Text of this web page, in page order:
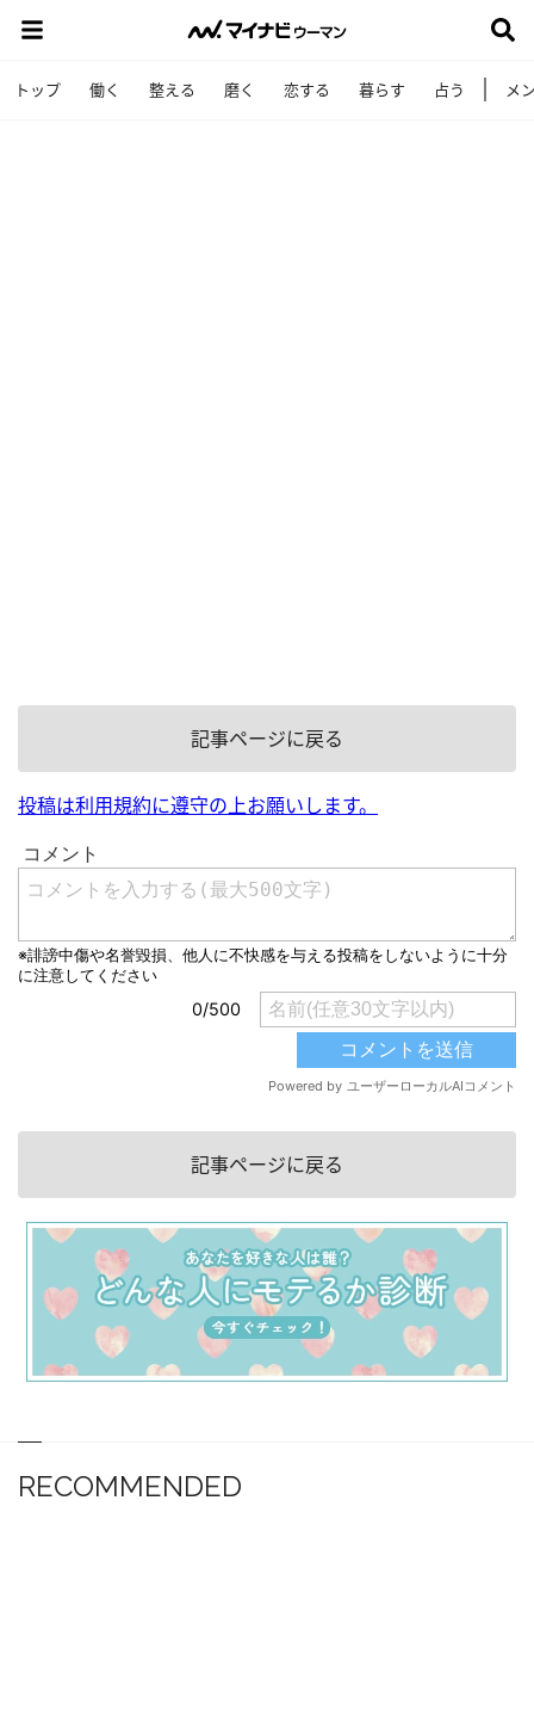
トップ 働く 整える 磨く 恋する 暮らす 占う メ
記事ページに戻る
投稿は利用規約に遵守の上お願いします。
記事ページに戻る
RECOMMENDED